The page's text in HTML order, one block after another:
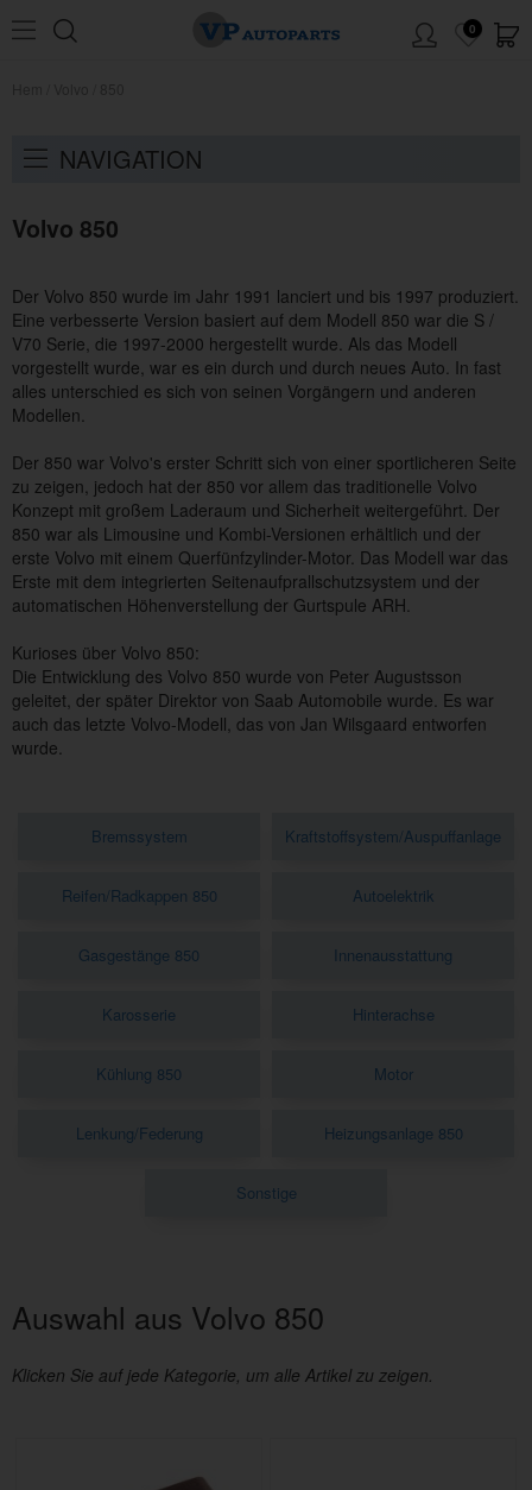
0
NAVIGATION
Volvo 850
Der Volvo 850 wurde im Jahr 1991 lanciert und bis 1997 produziert.
Eine verbesserte Version basiert auf dem Modell 850 war die S /
V70 Serie, die 1997-2000 hergestellt wurde. Als das Modell
vorgestellt wurde, war es ein durch und durch neues Auto. In fast
alles unterschied es sich von seinen Vorgängern und anderen
Modellen.
Der 850 war Volvo's erster Schritt sich von einer sportlicheren Seite
zu zeigen, jedoch hat der 850 vor allem das traditionelle Volvo
Konzept mit großem Laderaum und Sicherheit weitergeführt. Der
850 war als Limousine und Kombi-Versionen erhältlich und der
erste Volvo mit einem Querfünfzylinder-Motor. Das Modell war das
Erste mit dem integrierten Seitenaufprallschutzsystem und der
automatischen Höhenverstellung der Gurtspule ARH.
Kurioses über Volvo 850:
Die Entwicklung des Volvo 850 wurde von Peter Augustsson
geleitet, der später Direktor von Saab Automobile wurde. Es war
auch das letzte Volvo-Modell, das von Jan Wilsgaard entworfen
wurde.
Bremssystem Kraftstoffsystem/Auspuffanlage
Reifen/Radkappen 850 Autoelektrik
Gasgestänge 850 Innenausstattung
Karosserie Hinterachse
Kühlung 850 Motor
Lenkung/Federung Heizungsanlage 850
Sonstige
Auswahl aus Volvo 850
Klicken Sie auf jede Kategorie, um alle Artikel zu zeigen.